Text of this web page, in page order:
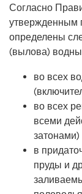
Согласно
утвержденным
определены
(вылова)
во всех
во всех
всеми
в
пруды и